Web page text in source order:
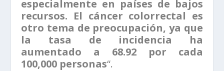
especialmente en países de bajos
recursos. El cáncer colorrectal es
otro tema de preocupación, ya que
la tasa de incidencia ha
aumentado a 68.92 por cada
100,000 personas“.